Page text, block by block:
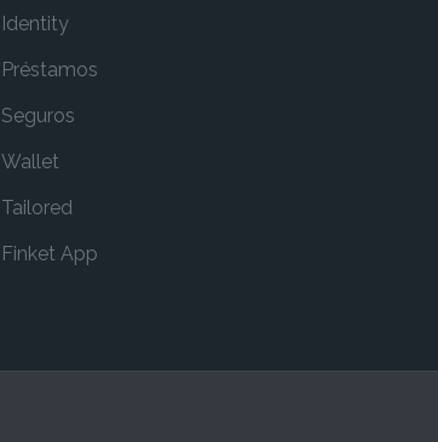
Identity
Préstamos
Seguros
Wallet
Tailored
Finket App